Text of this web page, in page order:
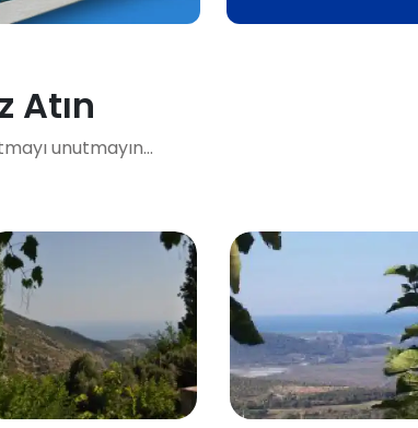
Atın
unutmayın...